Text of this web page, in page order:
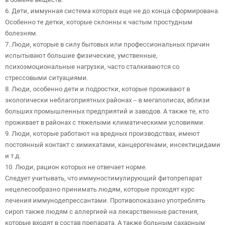
6. Дети, иммунная система которых еще не до конца сформирована.
Особенно те детки, которые склонны к частым простудным
болезням.
7. Люди, которые в силу бытовых или профессиональных причин
испытывают большие физические, умственные,
психоэмоциональные нагрузки, часто сталкиваются со
стрессовыми ситуациями.
8. Люди, особенно дети и подростки, которые проживают в
экологически неблагоприятных районах – в мегаполисах, вблизи
больших промышленных предприятий и заводов. А также те, кто
проживает в районах с тяжелыми климатическими условиями.
9. Люди, которые работают на вредных производствах, имеют
постоянный контакт с химикатами, канцерогенами, инсектицидами
и т.д.
10. Люди, рацион которых не отвечает норме.
Следует учитывать, что иммуностимулирующий фитопрепарат
нецелесообразно принимать людям, которые проходят курс
лечения иммунодепрессантами. Противопоказано употреблять
сироп также людям с аллергией на лекарственные растения,
которые входят в состав препарата. А также больным сахарным